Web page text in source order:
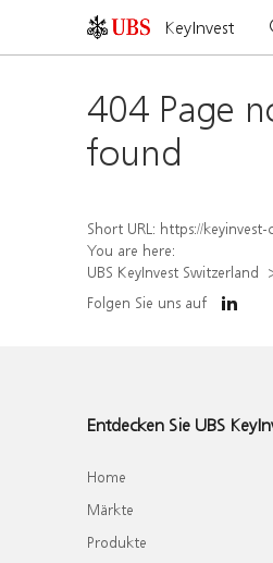
KeyInvest
404 Page
found
Short URL: https://keyinvest-ch.ubs.com/
You are here:
UBS KeyInvest Switzerland
Folgen Sie uns auf
Entdecken Sie UBS
Home
Märkte
Produkte